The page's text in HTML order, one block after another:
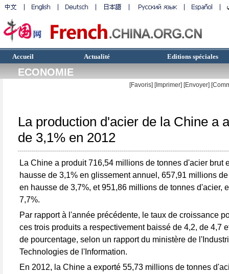
Accueil Actualité Editions spéciales
ECONOMIE
[Favoris] [Imprimer] [Envoyer]
La production d'acier de la Chine a
de 3,1% en 2012
La Chine a produit 716,54 millions de tonnes d'acier brut
hausse de 3,1% en glissement annuel, 657,91 millions
en hausse de 3,7%, et 951,86 millions de tonnes d'acier,
7,7%.
Par rapport à l'année précédente, le taux de croissance
ces trois produits a respectivement baissé de 4,2, de 4,7
de pourcentage, selon un rapport du ministère de
Technologies de l'Information.
En 2012, la Chine a exporté 55,73 millions de tonnes